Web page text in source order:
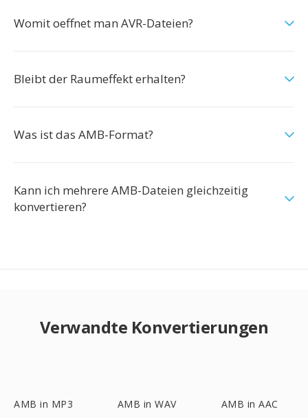
Womit oeffnet man AVR-Dateien?
Bleibt der Raumeffekt erhalten?
Was ist das AMB-Format?
Kann ich mehrere AMB-Dateien gleichzeitig
konvertieren?
Verwandte Konvertierungen
AMB in MP3 AMB in WAV AMB in AAC